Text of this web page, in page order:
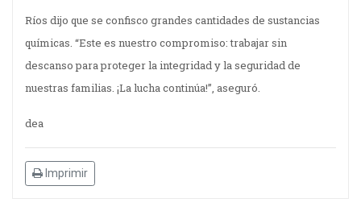
Ríos dijo que se confisco grandes cantidades de sustancias
químicas. “Este es nuestro compromiso: trabajar sin
descanso para proteger la integridad y la seguridad de
nuestras familias. ¡La lucha continúa!”, aseguró.
dea
Imprimir